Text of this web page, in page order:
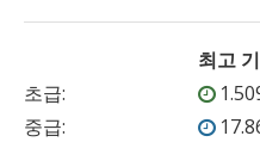
최고
초급:
중급: